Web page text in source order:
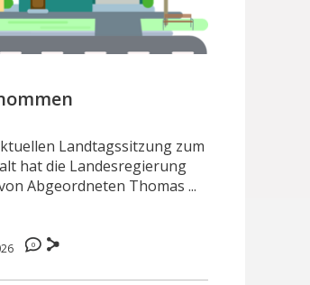
Landtagssitzung zum
hat die Landesregierung
Abgeordneten Thomas ...
0